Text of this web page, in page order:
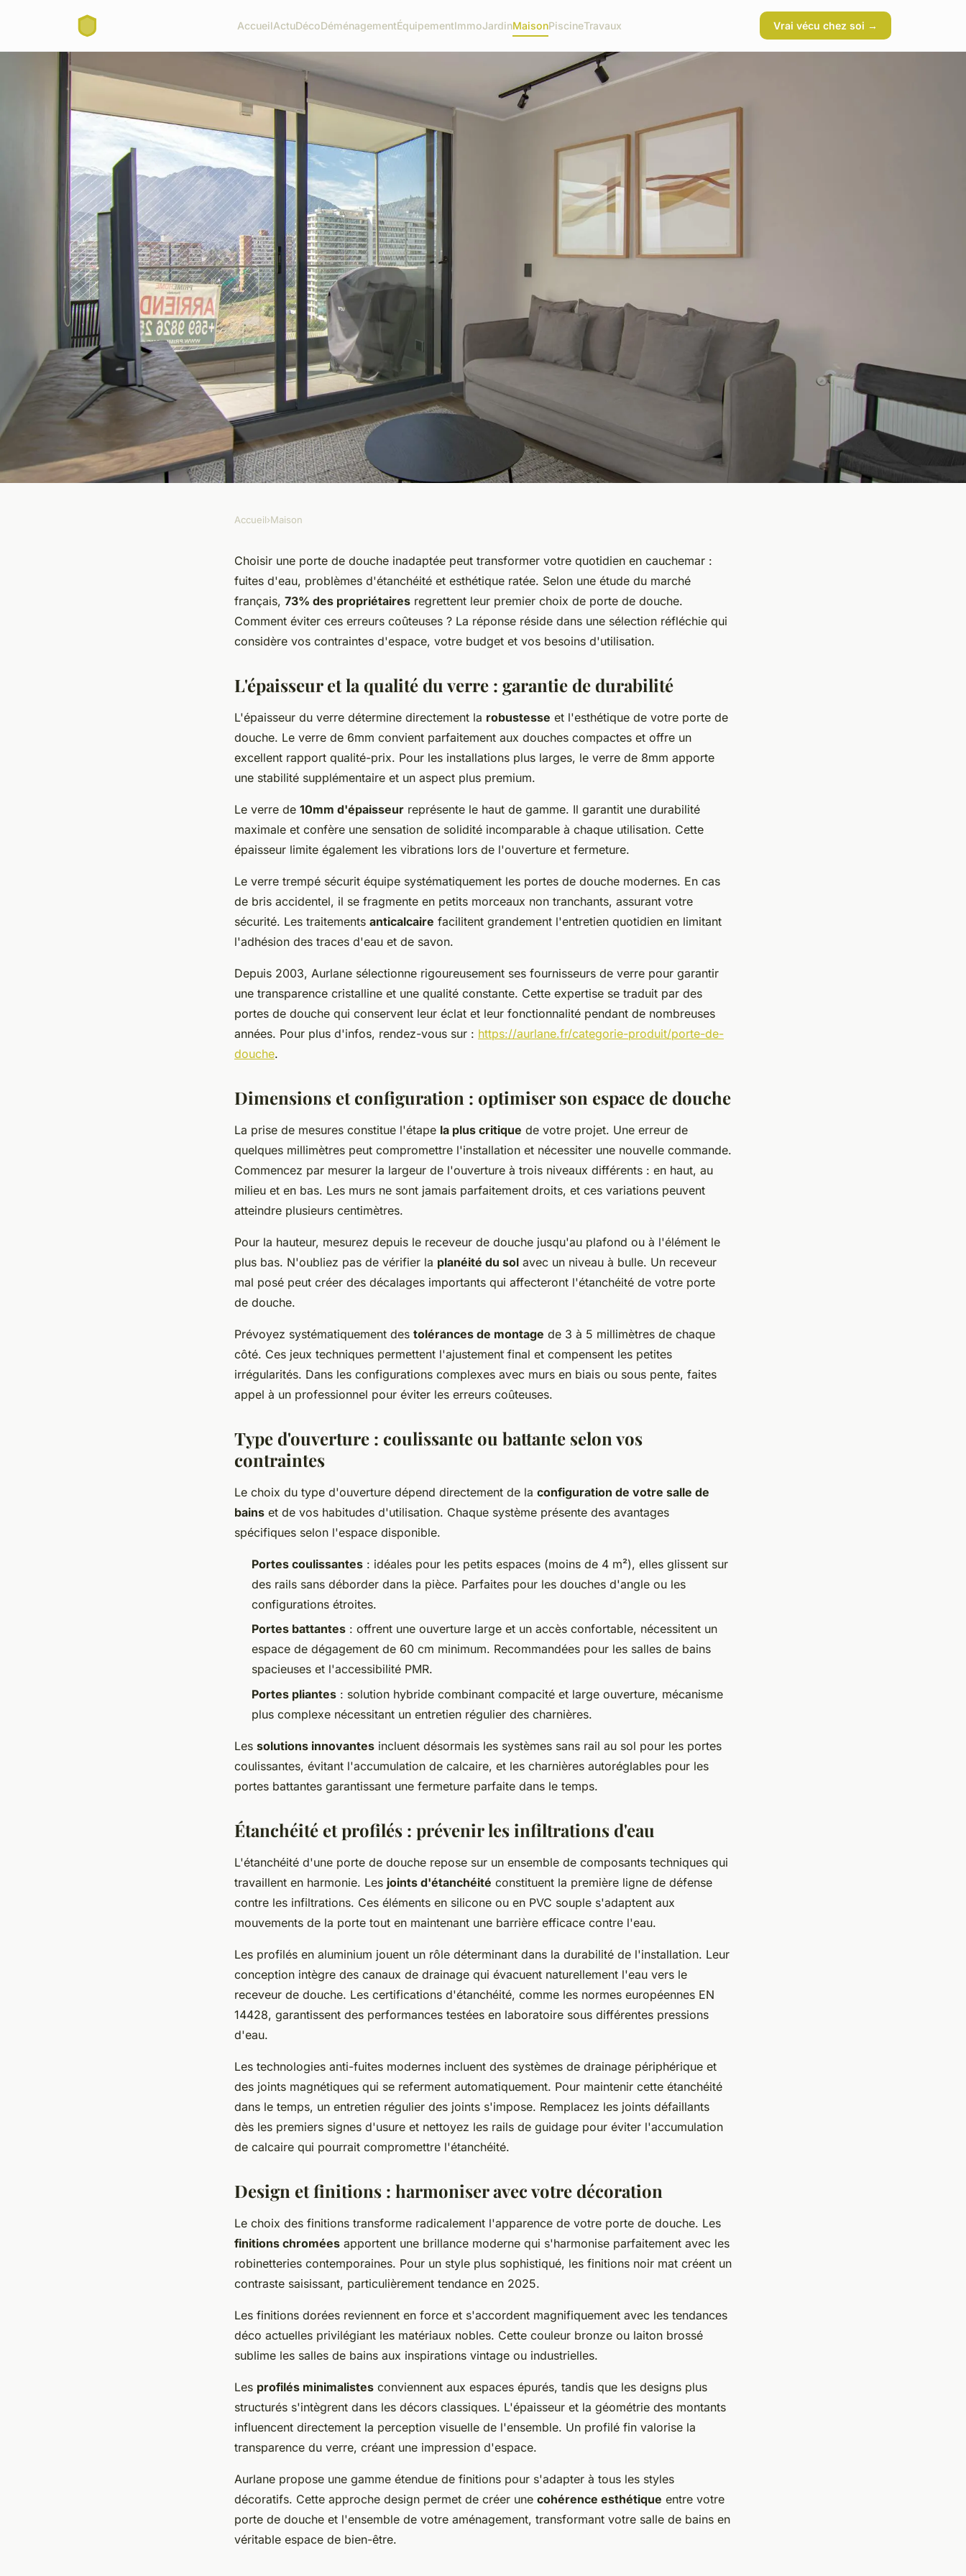
AccueilActuDécoDéménagementÉquipementImmoJardinMaisonPiscineTravaux Vrai vécu chez soi →
Top 5 critères pour choisir sa porte de
douche parfaite
6 min de lecture
Accueil›Maison
Choisir une porte de douche inadaptée peut transformer votre quotidien en cauchemar :
fuites d'eau, problèmes d'étanchéité et esthétique ratée. Selon une étude du marché
français, 73% des propriétaires regrettent leur premier choix de porte de douche.
Comment éviter ces erreurs coûteuses ? La réponse réside dans une sélection réfléchie qui
considère vos contraintes d'espace, votre budget et vos besoins d'utilisation.
L'épaisseur et la qualité du verre : garantie de durabilité
L'épaisseur du verre détermine directement la robustesse et l'esthétique de votre porte de
douche. Le verre de 6mm convient parfaitement aux douches compactes et offre un
excellent rapport qualité-prix. Pour les installations plus larges, le verre de 8mm apporte
une stabilité supplémentaire et un aspect plus premium.
Le verre de 10mm d'épaisseur représente le haut de gamme. Il garantit une durabilité
maximale et confère une sensation de solidité incomparable à chaque utilisation. Cette
épaisseur limite également les vibrations lors de l'ouverture et fermeture.
Le verre trempé sécurit équipe systématiquement les portes de douche modernes. En cas
de bris accidentel, il se fragmente en petits morceaux non tranchants, assurant votre
sécurité. Les traitements anticalcaire facilitent grandement l'entretien quotidien en limitant
l'adhésion des traces d'eau et de savon.
Depuis 2003, Aurlane sélectionne rigoureusement ses fournisseurs de verre pour garantir
une transparence cristalline et une qualité constante. Cette expertise se traduit par des
portes de douche qui conservent leur éclat et leur fonctionnalité pendant de nombreuses
années. Pour plus d'infos, rendez-vous sur : https://aurlane.fr/categorie-produit/porte-de-
douche.
Dimensions et configuration : optimiser son espace de douche
La prise de mesures constitue l'étape la plus critique de votre projet. Une erreur de
quelques millimètres peut compromettre l'installation et nécessiter une nouvelle commande.
Commencez par mesurer la largeur de l'ouverture à trois niveaux différents : en haut, au
milieu et en bas. Les murs ne sont jamais parfaitement droits, et ces variations peuvent
atteindre plusieurs centimètres.
Pour la hauteur, mesurez depuis le receveur de douche jusqu'au plafond ou à l'élément le
plus bas. N'oubliez pas de vérifier la planéité du sol avec un niveau à bulle. Un receveur
mal posé peut créer des décalages importants qui affecteront l'étanchéité de votre porte
de douche.
Prévoyez systématiquement des tolérances de montage de 3 à 5 millimètres de chaque
côté. Ces jeux techniques permettent l'ajustement final et compensent les petites
irrégularités. Dans les configurations complexes avec murs en biais ou sous pente, faites
appel à un professionnel pour éviter les erreurs coûteuses.
Type d'ouverture : coulissante ou battante selon vos
contraintes
Le choix du type d'ouverture dépend directement de la configuration de votre salle de
bains et de vos habitudes d'utilisation. Chaque système présente des avantages
spécifiques selon l'espace disponible.
Portes coulissantes : idéales pour les petits espaces (moins de 4 m²), elles glissent sur
des rails sans déborder dans la pièce. Parfaites pour les douches d'angle ou les
configurations étroites.
Portes battantes : offrent une ouverture large et un accès confortable, nécessitent un
espace de dégagement de 60 cm minimum. Recommandées pour les salles de bains
spacieuses et l'accessibilité PMR.
Portes pliantes : solution hybride combinant compacité et large ouverture, mécanisme
plus complexe nécessitant un entretien régulier des charnières.
Les solutions innovantes incluent désormais les systèmes sans rail au sol pour les portes
coulissantes, évitant l'accumulation de calcaire, et les charnières autoréglables pour les
portes battantes garantissant une fermeture parfaite dans le temps.
Étanchéité et profilés : prévenir les infiltrations d'eau
L'étanchéité d'une porte de douche repose sur un ensemble de composants techniques qui
travaillent en harmonie. Les joints d'étanchéité constituent la première ligne de défense
contre les infiltrations. Ces éléments en silicone ou en PVC souple s'adaptent aux
mouvements de la porte tout en maintenant une barrière efficace contre l'eau.
Les profilés en aluminium jouent un rôle déterminant dans la durabilité de l'installation. Leur
conception intègre des canaux de drainage qui évacuent naturellement l'eau vers le
receveur de douche. Les certifications d'étanchéité, comme les normes européennes EN
14428, garantissent des performances testées en laboratoire sous différentes pressions
d'eau.
Les technologies anti-fuites modernes incluent des systèmes de drainage périphérique et
des joints magnétiques qui se referment automatiquement. Pour maintenir cette étanchéité
dans le temps, un entretien régulier des joints s'impose. Remplacez les joints défaillants
dès les premiers signes d'usure et nettoyez les rails de guidage pour éviter l'accumulation
de calcaire qui pourrait compromettre l'étanchéité.
Design et finitions : harmoniser avec votre décoration
Le choix des finitions transforme radicalement l'apparence de votre porte de douche. Les
finitions chromées apportent une brillance moderne qui s'harmonise parfaitement avec les
robinetteries contemporaines. Pour un style plus sophistiqué, les finitions noir mat créent un
contraste saisissant, particulièrement tendance en 2025.
Les finitions dorées reviennent en force et s'accordent magnifiquement avec les tendances
déco actuelles privilégiant les matériaux nobles. Cette couleur bronze ou laiton brossé
sublime les salles de bains aux inspirations vintage ou industrielles.
Les profilés minimalistes conviennent aux espaces épurés, tandis que les designs plus
structurés s'intègrent dans les décors classiques. L'épaisseur et la géométrie des montants
influencent directement la perception visuelle de l'ensemble. Un profilé fin valorise la
transparence du verre, créant une impression d'espace.
Aurlane propose une gamme étendue de finitions pour s'adapter à tous les styles
décoratifs. Cette approche design permet de créer une cohérence esthétique entre votre
porte de douche et l'ensemble de votre aménagement, transformant votre salle de bains en
véritable espace de bien-être.